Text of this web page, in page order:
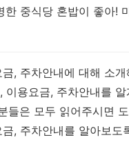
중식당 혼밥이 좋아!
, 주차안내에 대해 소
용요금, 주차안내를
들은 모두 읽어주시면
, 주차안내를 알아보도